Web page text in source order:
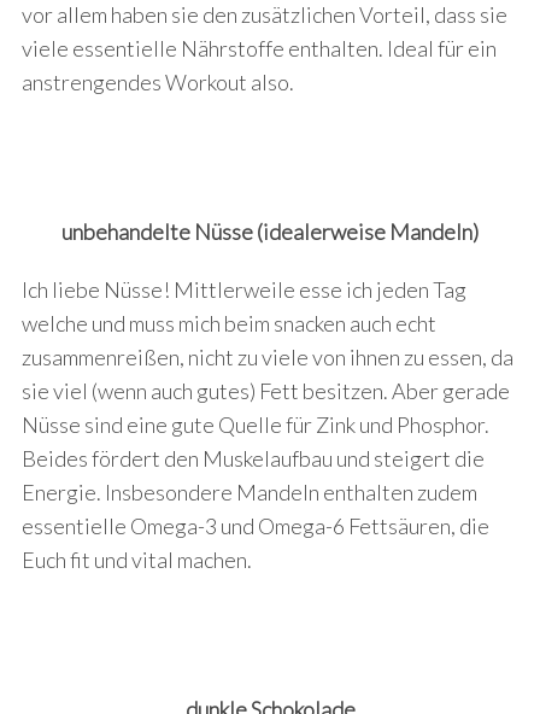
vor allem haben sie den zusätzlichen Vorteil, dass sie
viele essentielle Nährstoffe enthalten. Ideal für ein
anstrengendes Workout also.
unbehandelte Nüsse (idealerweise Mandeln)
Ich liebe Nüsse! Mittlerweile esse ich jeden Tag
welche und muss mich beim snacken auch echt
zusammenreißen, nicht zu viele von ihnen zu essen, da
sie viel (wenn auch gutes) Fett besitzen. Aber gerade
Nüsse sind eine gute Quelle für Zink und Phosphor.
Beides fördert den Muskelaufbau und steigert die
Energie. Insbesondere Mandeln enthalten zudem
essentielle Omega-3 und Omega-6 Fettsäuren, die
Euch fit und vital machen.